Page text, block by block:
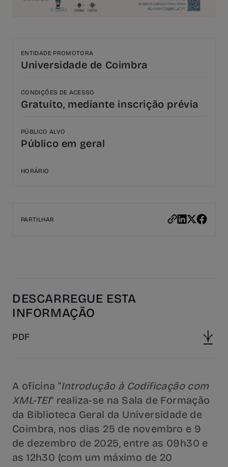
ENTIDADE PROMOTORA
Universidade de Coimbra
CONDIÇÕES DE ACESSO
Gratuito, mediante inscrição prévia
PÚBLICO ALVO
Público em geral
HORÁRIO
PARTILHAR
DESCARREGUE ESTA
INFORMAÇÃO
PDF
A oficina “Introdução à Codificação com
XML-TEI” realiza-se na Sala de Formação
da Biblioteca Geral da Universidade de
Coimbra, nos dias 25 de novembro e 9
de dezembro de 2025, entre as 09h30 e
as 12h30 (com um máximo de 20